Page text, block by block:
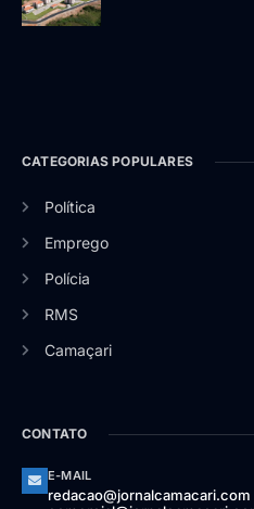
CATEGORIAS POPULARES
Política
Emprego
Polícia
RMS
Camaçari
CONTATO
E-MAIL
redacao@jornalcamacari.com